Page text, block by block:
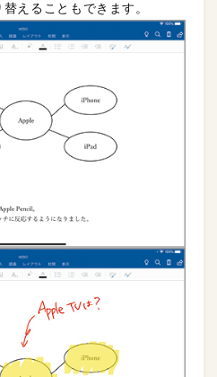
えることもできます。